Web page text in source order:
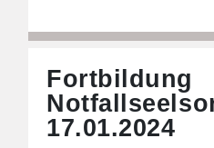
Fortbildung
17.01.2024